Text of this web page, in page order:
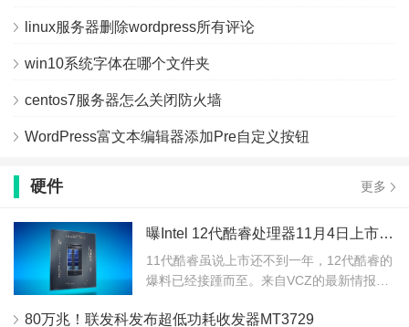
linux服务器删除wordpress所有评论
win10系统字体在哪个文件夹
centos7服务器怎么关闭防火墙
WordPress富文本编辑器添加Pre自定义按钮
硬件 更多
曝Intel 12代酷睿处理器11月4日上市开卖：测试性能比Zen3快27%
11代酷睿虽说上市还不到一年，12代酷睿的
爆料已经接踵而至。来自VCZ的最新情报
80万兆！联发科发布超低功耗收发器MT3729